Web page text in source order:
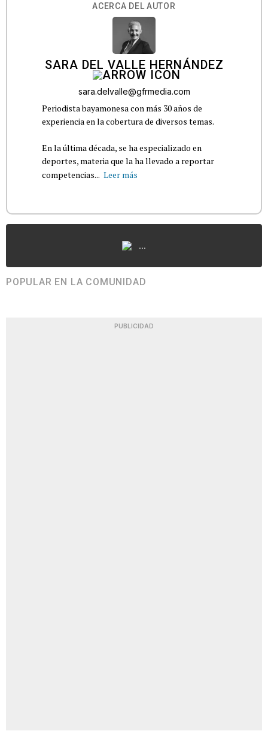
ACERCA DEL AUTOR
SARA DEL VALLE HERNÁNDEZ
sara.delvalle@gfrmedia.com
Periodista bayamonesa con más 30 años de
experiencia en la cobertura de diversos temas.
En la última década, se ha especializado en
deportes, materia que la ha llevado a reportar
competencias... Leer más
...
POPULAR EN LA COMUNIDAD
PUBLICIDAD